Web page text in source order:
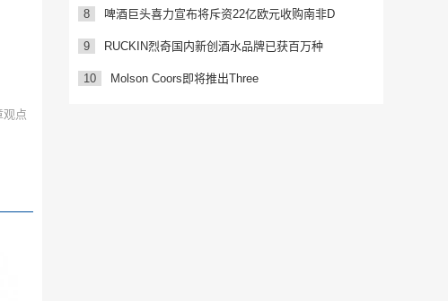
观点
8 啤酒巨头喜力宣布将斥资22亿欧元收购南非D
9 RUCKIN烈奇国内新创酒水品牌已获百万种
10 Molson Coors即将推出Three